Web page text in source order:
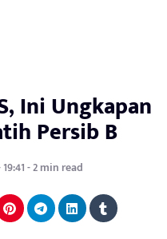
Ini Ungkapan
Persib B
- 2 min read